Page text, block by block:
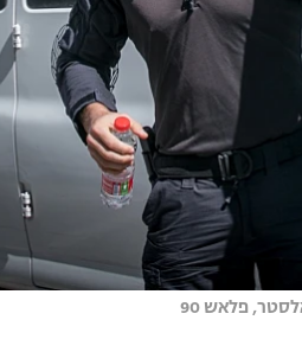
פלאש 90